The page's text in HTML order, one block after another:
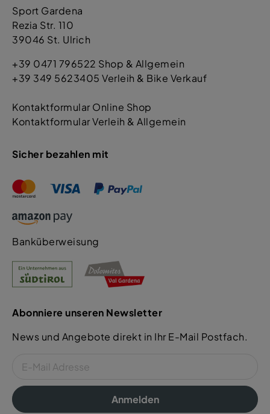
Sport Gardena
Rezia Str. 110
39046 St. Ulrich
+39 0471 796522 Shop & Allgemein
+39 349 5623405 Verleih & Bike Verkauf
Kontaktformular Online Shop
Kontaktformular Verleih & Allgemein
Sicher bezahlen mit
Banküberweisung
Abonniere unseren Newsletter
News und Angebote direkt in Ihr E-Mail Postfach.
Anmelden